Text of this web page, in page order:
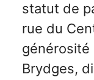
statut de
rue du
générosité
Brydges,